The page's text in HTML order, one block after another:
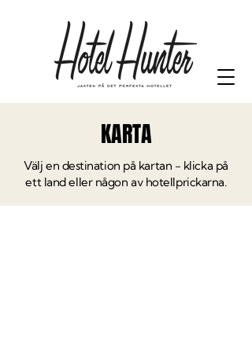
KARTA
Välj en destination på kartan - klicka på
ett land eller någon av hotellprickarna.